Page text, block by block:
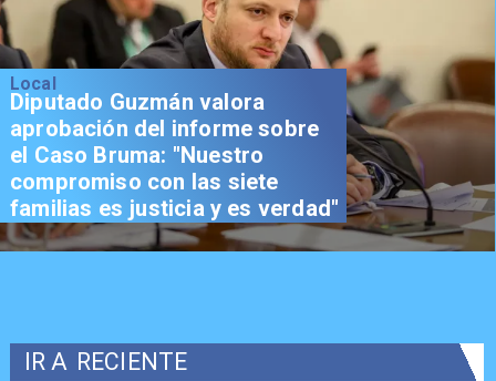
Local
Diputado Guzmán valora
aprobación del informe sobre
el Caso Bruma: "Nuestro
compromiso con las siete
familias es justicia y es verdad"
IR A RECIENTE